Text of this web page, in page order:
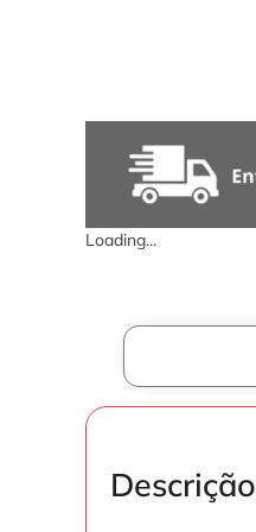
Loading...
Descrição